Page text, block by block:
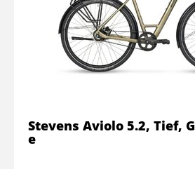
Stevens Aviolo 5.2, Tief,
e